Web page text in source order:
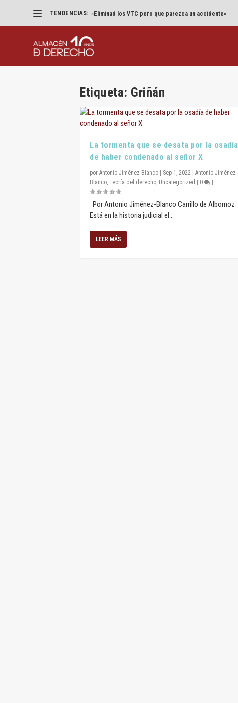
TENDENCIAS: «Eliminad los VTC pero que parezca un accidente»
Etiqueta: Griñán
La tormenta que se desata por la osadía
de haber condenado al señor X
por Antonio Jiménez-Blanco Sep 1, 2022
Antonio Jiménez-
Blanco, Teoría del derecho, Uncategorized 0
Por Antonio Jiménez-Blanco Carrillo de Albornoz
Está en la historia judicial el...
LEER MÁS